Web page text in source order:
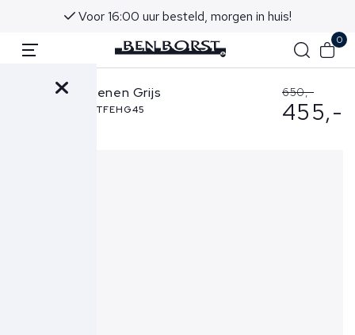
Voor 16:00 uur besteld, morgen in huis!
0
Santoni Schoenen Grijs
MBIM22032BGRTFEHG45
650,-
455,-